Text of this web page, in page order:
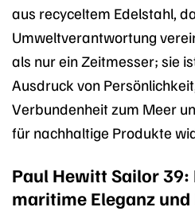
aus recyceltem Edelstahl,
Umweltverantwortung
als nur ein Zeitmesser; sie
Ausdruck von
Verbundenheit zum Meer
für nachhaltige Produkte
Paul Hewitt Sailor 39:
maritime Eleganz